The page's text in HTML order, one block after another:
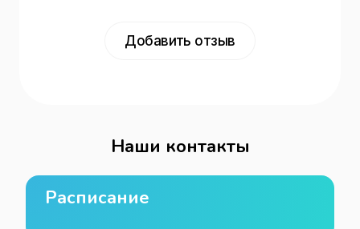
Добавить отзыв
Наши контакты
Расписание